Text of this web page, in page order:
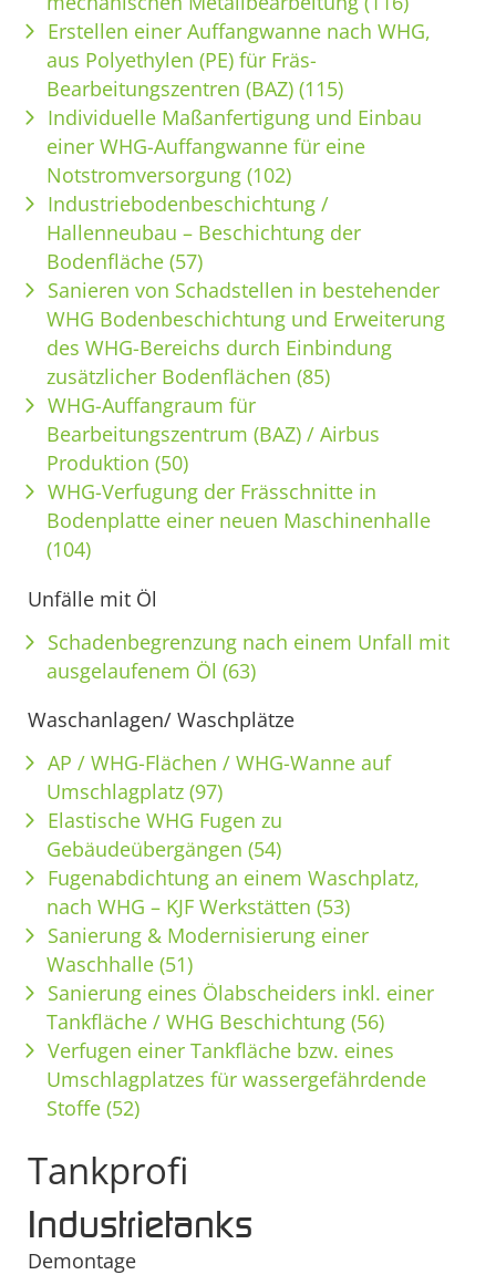
Erstellen einer Auffangwanne nach WHG,
aus Polyethylen (PE) für Fräs-
Bearbeitungszentren (BAZ) (115)
Individuelle Maßanfertigung und Einbau
einer WHG-Auffangwanne für eine
Notstromversorgung (102)
Industriebodenbeschichtung /
Hallenneubau – Beschichtung der
Bodenfläche (57)
Sanieren von Schadstellen in bestehender
WHG Bodenbeschichtung und Erweiterung
des WHG-Bereichs durch Einbindung
zusätzlicher Bodenflächen (85)
WHG-Auffangraum für
Bearbeitungszentrum (BAZ) / Airbus
Produktion (50)
WHG-Verfugung der Frässchnitte in
Bodenplatte einer neuen Maschinenhalle
(104)
Unfälle mit Öl
Schadenbegrenzung nach einem Unfall mit
ausgelaufenem Öl (63)
Waschanlagen/ Waschplätze
AP / WHG-Flächen / WHG-Wanne auf
Umschlagplatz (97)
Elastische WHG Fugen zu
Gebäudeübergängen (54)
Fugenabdichtung an einem Waschplatz,
nach WHG – KJF Werkstätten (53)
Sanierung & Modernisierung einer
Waschhalle (51)
Sanierung eines Ölabscheiders inkl. einer
Tankfläche / WHG Beschichtung (56)
Verfugen einer Tankfläche bzw. eines
Umschlagplatzes für wassergefährdende
Stoffe (52)
Tankprofi
Industrietanks
Demontage